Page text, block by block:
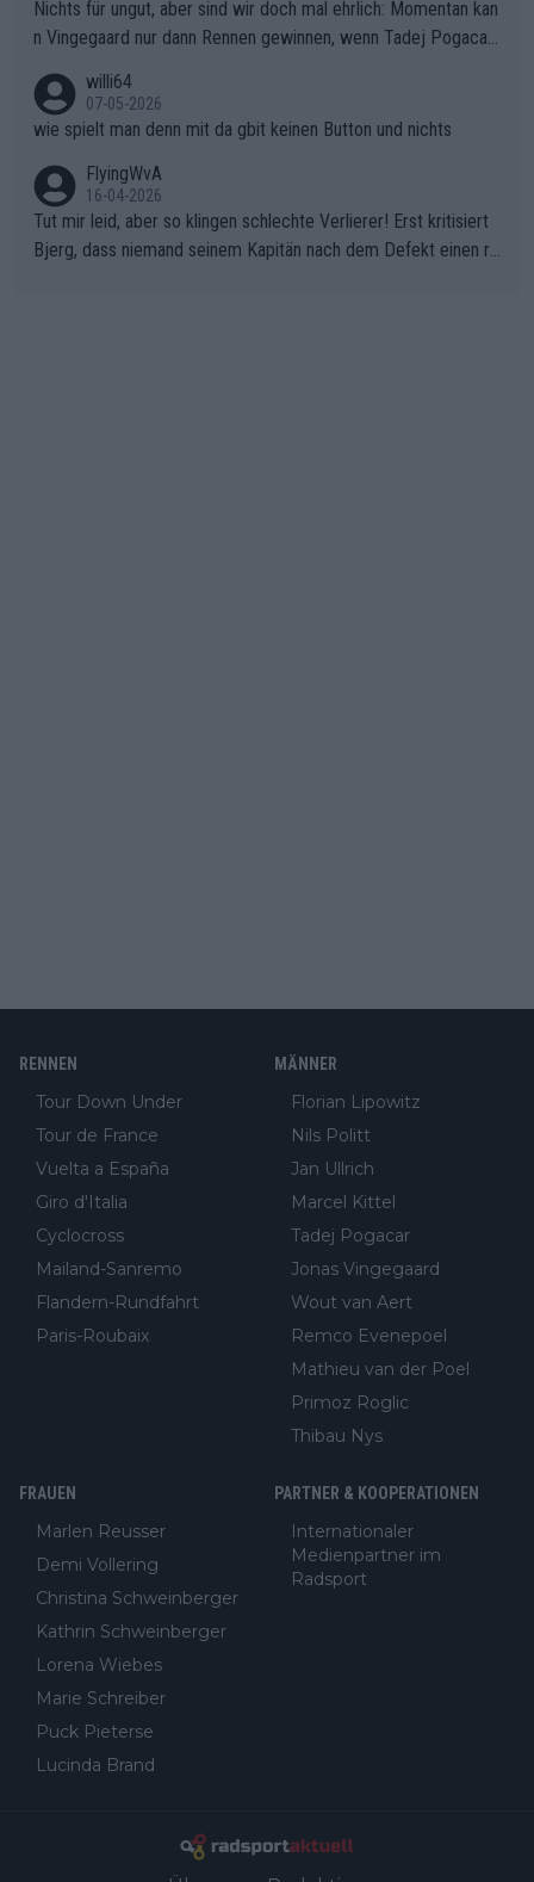
Nichts für ungut, aber sind wir doch mal ehrlich: Momentan kan
n Vingegaard nur dann Rennen gewinnen, wenn Tadej Pogacar
willi64
07-05-2026
wie spielt man denn mit da gbit keinen Button und nichts
FlyingWvA
16-04-2026
Tut mir leid, aber so klingen schlechte Verlierer! Erst kritisiert
Bjerg, dass niemand seinem Kapitän nach dem Defekt einen ro
RENNEN
Tour Down Under
Tour de France
Vuelta a España
Giro d'Italia
Cyclocross
Mailand-Sanremo
Flandern-Rundfahrt
Paris-Roubaix
MÄNNER
Florian Lipowitz
Nils Politt
Jan Ullrich
Marcel Kittel
Tadej Pogacar
Jonas Vingegaard
Wout van Aert
Remco Evenepoel
Mathieu van der Poel
Primoz Roglic
Thibau Nys
FRAUEN
Marlen Reusser
Demi Vollering
Christina Schweinberger
Kathrin Schweinberger
Lorena Wiebes
Marie Schreiber
Puck Pieterse
Lucinda Brand
PARTNER & KOOPERATIONEN
Internationaler
Medienpartner im
Radsport